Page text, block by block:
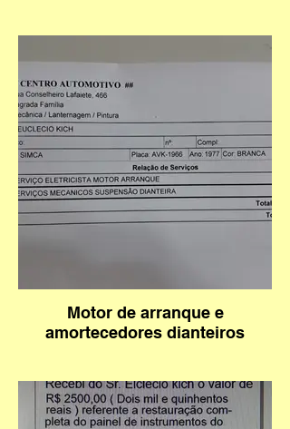
Motor de arranque e
amortecedores dianteiros